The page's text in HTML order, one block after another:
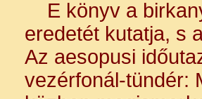
E könyv a
eredetét kutatja, s
Az aesopusi
vezérfonál-tündér: